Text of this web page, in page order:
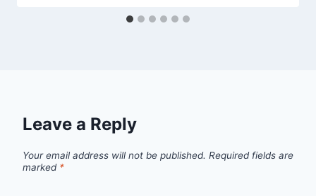
Leave a Reply
Your email address will not be published. Required fields are
marked *